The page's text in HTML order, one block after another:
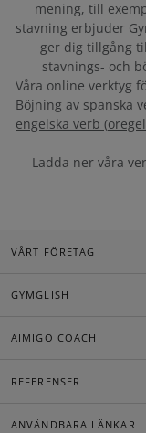
mening, till
stavning erbjuder
ger dig tillgång
stavnings- och
Våra online verktyg
Böjning av spanska
engelska verb (
Ladda ner våra
VÅRT FÖRETAG
GYMGLISH
AIMIGO COACH
REFERENSER
ANVÄNDBARA LÄNKAR